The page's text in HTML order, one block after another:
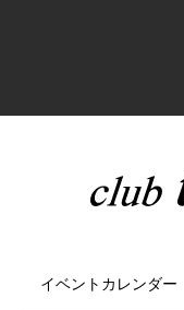
イベントカレンダー